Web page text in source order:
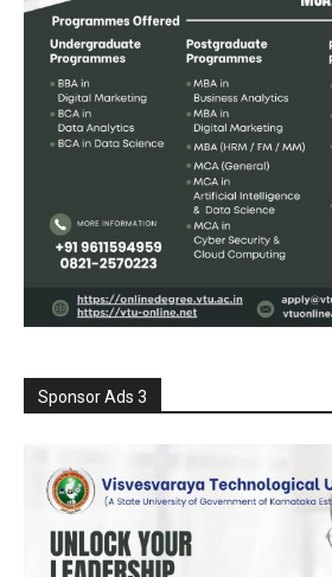
Sponsor Ads 3